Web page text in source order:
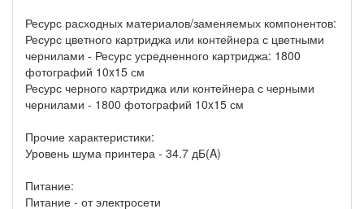
Ресурс расходных материалов/заменяемых компонентов:
Ресурс цветного картриджа или контейнера с цветными
чернилами - Ресурс усредненного картриджа: 1800
фотографий 10x15 см
Ресурс черного картриджа или контейнера с черными
чернилами - 1800 фотографий 10x15 см
Прочие характеристики:
Уровень шума принтера - 34.7 дБ(A)
Питание:
Питание - от электросети